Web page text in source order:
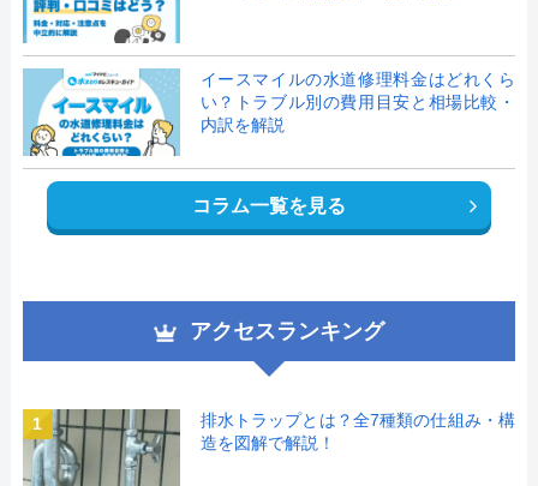
イースマイルの水道修理料金はどれくら
い？トラブル別の費用目安と相場比較・
内訳を解説
コラム一覧を見る
アクセスランキング
1
排水トラップとは？全7種類の仕組み・構
造を図解で解説！